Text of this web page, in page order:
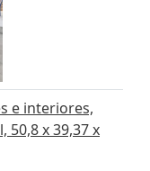
e interiores,
50,8 x 39,37 x